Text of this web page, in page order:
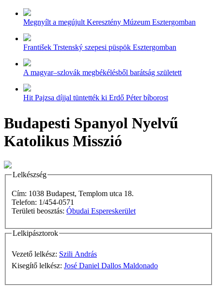
Megnyílt a megújult Keresztény Múzeum Esztergomban
František Trstenský szepesi püspök Esztergomban
A magyar–szlovák megbékélésből barátság született
Hit Pajzsa díjjal tüntették ki Erdő Péter bíborost
Budapesti Spanyol Nyelvű
Katolikus Misszió
Lelkészség
Cím: 1038 Budapest, Templom utca 18.
Telefon: 1/454-0571
Területi beosztás: Óbudai Espereskerület
Lelkipásztorok
Vezető lelkész: Szili András
Kisegítő lelkész: José Daniel Dallos Maldonado